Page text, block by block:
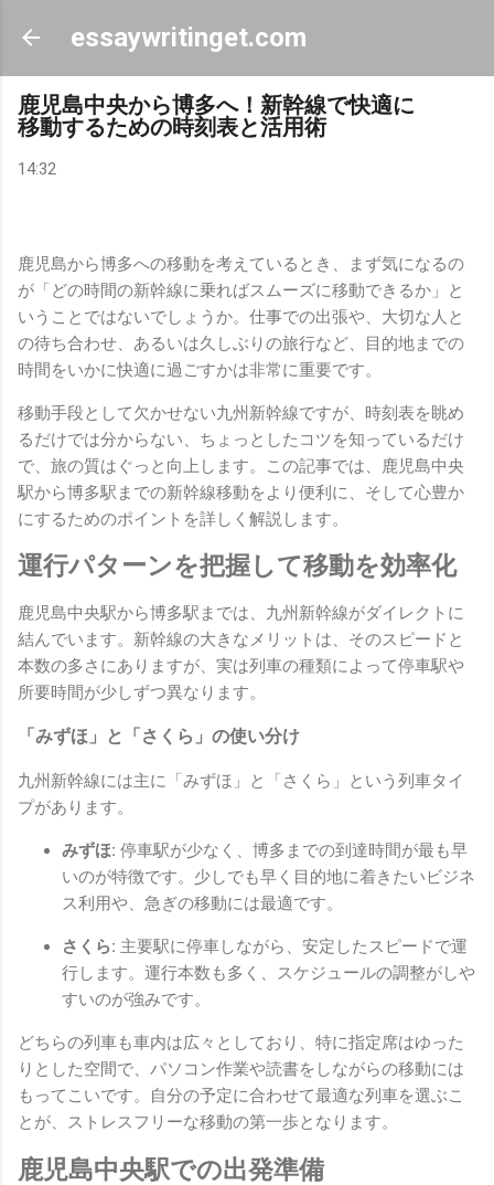
スキップしてメイン コンテンツに移動
essaywritinget.com
鹿児島中央から博多へ！新幹線で快適に
移動するための時刻表と活用術
14:32
鹿児島から博多への移動を考えているとき、まず気になるの
が「どの時間の新幹線に乗ればスムーズに移動できるか」と
いうことではないでしょうか。仕事での出張や、大切な人と
の待ち合わせ、あるいは久しぶりの旅行など、目的地までの
時間をいかに快適に過ごすかは非常に重要です。
移動手段として欠かせない九州新幹線ですが、時刻表を眺め
るだけでは分からない、ちょっとしたコツを知っているだけ
で、旅の質はぐっと向上します。この記事では、鹿児島中央
駅から博多駅までの新幹線移動をより便利に、そして心豊か
にするためのポイントを詳しく解説します。
運行パターンを把握して移動を効率化
鹿児島中央駅から博多駅までは、九州新幹線がダイレクトに
結んでいます。新幹線の大きなメリットは、そのスピードと
本数の多さにありますが、実は列車の種類によって停車駅や
所要時間が少しずつ異なります。
「みずほ」と「さくら」の使い分け
九州新幹線には主に「みずほ」と「さくら」という列車タイ
プがあります。
みずほ: 停車駅が少なく、博多までの到達時間が最も早
いのが特徴です。少しでも早く目的地に着きたいビジネ
ス利用や、急ぎの移動には最適です。
さくら: 主要駅に停車しながら、安定したスピードで運
行します。運行本数も多く、スケジュールの調整がしや
すいのが強みです。
どちらの列車も車内は広々としており、特に指定席はゆった
りとした空間で、パソコン作業や読書をしながらの移動には
もってこいです。自分の予定に合わせて最適な列車を選ぶこ
とが、ストレスフリーな移動の第一歩となります。
鹿児島中央駅での出発準備